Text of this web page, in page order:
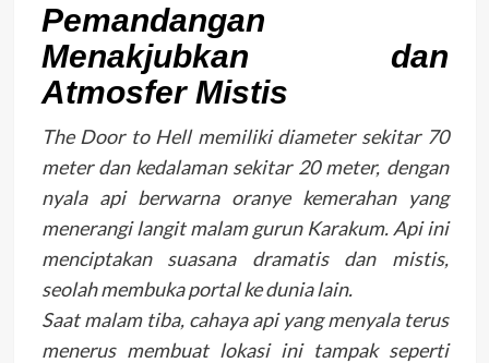
Pemandangan
Menakjubkan dan
Atmosfer Mistis
The Door to Hell memiliki diameter sekitar 70
meter dan kedalaman sekitar 20 meter, dengan
nyala api berwarna oranye kemerahan yang
menerangi langit malam gurun Karakum. Api ini
menciptakan suasana dramatis dan mistis,
seolah membuka portal ke dunia lain.
Saat malam tiba, cahaya api yang menyala terus
menerus membuat lokasi ini tampak seperti